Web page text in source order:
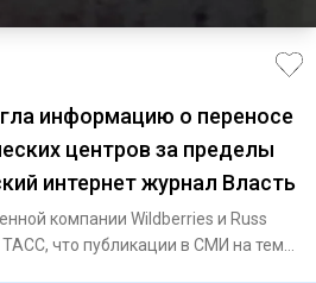
информацию о переносе
центров за пределы
интернет журнал Власть
компании Wildberries и Russ
ТАСС, что публикации в СМИ на тему